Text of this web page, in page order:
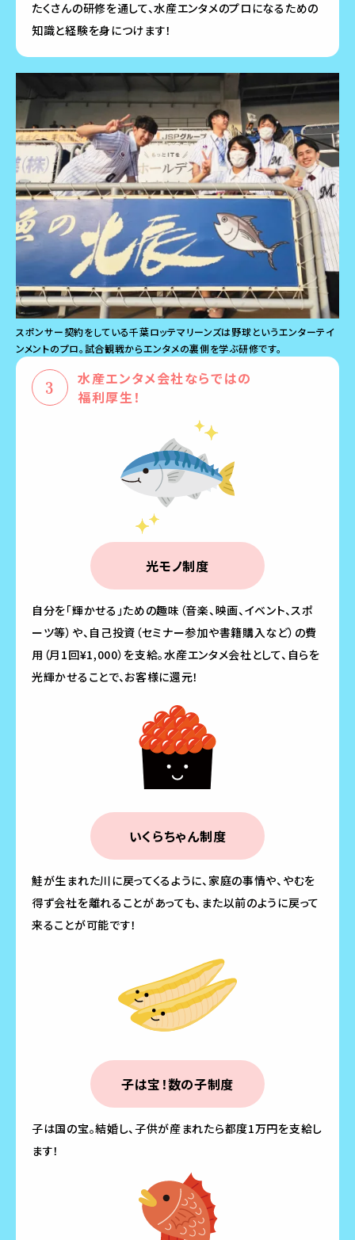
たくさんの研修を通して、水産エンタメのプロになるための
知識と経験を身につけます！
スポンサー契約をしている千葉ロッテマリーンズは野球というエンターテイ
ンメントのプロ。試合観戦からエンタメの裏側を学ぶ研修です。
水産エンタメ会社ならではの
福利厚生！
光モノ制度
自分を「輝かせる」ための趣味（音楽、映画、イベント、スポ
ーツ等）や、自己投資（セミナー参加や書籍購入など）の費
用（月1回¥1,000）を支給。水産エンタメ会社として、自らを
光輝かせることで、お客様に還元！
いくらちゃん制度
鮭が生まれた川に戻ってくるように、家庭の事情や、やむを
得ず会社を離れることがあっても、また以前のように戻って
来ることが可能です！
子は宝！数の子制度
子は国の宝。結婚し、子供が産まれたら都度1万円を支給し
ます！